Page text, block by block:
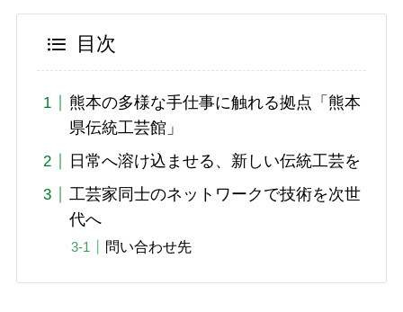
目次
熊本の多様な手仕事に触れる拠点「熊本
県伝統工芸館」
日常へ溶け込ませる、新しい伝統工芸を
工芸家同士のネットワークで技術を次世
代へ
問い合わせ先